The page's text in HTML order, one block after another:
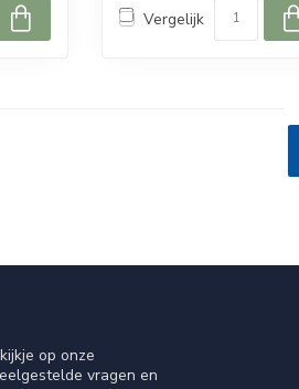
Vergelijk
op onze
vragen en